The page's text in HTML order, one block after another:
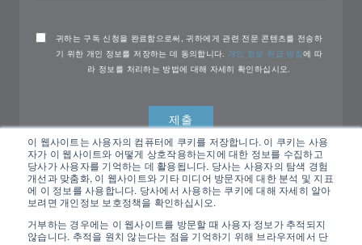
이 웹사이트는 사용자의 컴퓨터에 쿠키를 저장합니다. 이 쿠키는 사용
자가 이 웹사이트와 어떻게 상호작용하는지에 대한 정보를 수집하고
당사가 사용자를 기억하는 데 활용됩니다. 당사는 사용자의 탐색 경험
개선과 맞춤화, 이 웹사이트와 기타 미디어 방문자에 대한 분석 및 지표
에 이 정보를 사용합니다. 당사에서 사용하는 쿠키에 대해 자세히 알아
보려면 개인정보 보호정책을 확인하십시오.
거부하는 경우에는 이 웹사이트를 방문할 때 사용자 정보가 추적되지
않습니다. 추적을 원치 않는다는 점을 기억하기 위해 브라우저에서 단
귀하는 구독 신청을 완료함으로써, 귀하에게 관련 전문 콘텐츠를 전송하
기 위한 개인 정보를 저장하는 데 동의합니다. 개인 정보 취급 방침에 따
라 정보를 처리하는 방법에 대해 자세히 확인하십시오.